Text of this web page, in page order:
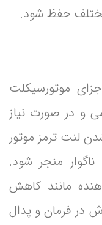
حفظ شود.
موتورسیکلت
و در صورت نیاز
لنت ترمز موتور
منجر شود.
مانند کاهش
در فرمان و پدال